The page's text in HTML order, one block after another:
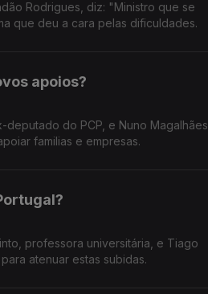
Rodrigues, diz: "Ministro que se
que deu a cara pelas dificuldades.
apoios?
do PCP, e Nuno Magalhães,
familias e empresas.
professora universitária, e Tiago
atenuar estas subidas.